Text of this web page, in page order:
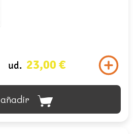
ud. 23,00 €
añadir